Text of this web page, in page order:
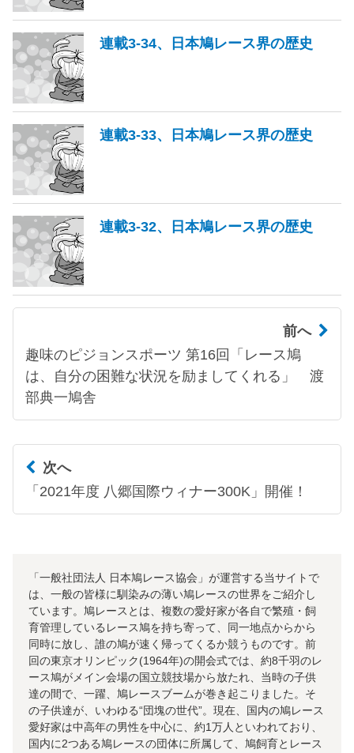
連載3-34、日本鳩レース界の歴史
連載3-33、日本鳩レース界の歴史
連載3-32、日本鳩レース界の歴史
前へ
趣味のピジョンスポーツ 第16回「レース鳩
は、自分の困難な状況を励ましてくれる」 渡
部典一鳩舎
次へ
「2021年度 八郷国際ウィナー300K」開催！
「一般社団法人 日本鳩レース協会」が運営する当サイトで
は、一般の皆様に馴染みの薄い鳩レースの世界をご紹介し
ています。鳩レースとは、複数の愛好家が各自で繁殖・飼
育管理しているレース鳩を持ち寄って、同一地点からから
同時に放し、誰の鳩が速く帰ってくるか競うものです。前
回の東京オリンピック(1964年)の開会式では、約8千羽のレ
ース鳩がメイン会場の国立競技場から放たれ、当時の子供
達の間で、一躍、鳩レースブームが巻き起こりました。そ
の子供達が、いわゆる“団塊の世代”。現在、国内の鳩レース
愛好家は中高年の男性を中心に、約1万人といわれており、
国内に2つある鳩レースの団体に所属して、鳩飼育とレース